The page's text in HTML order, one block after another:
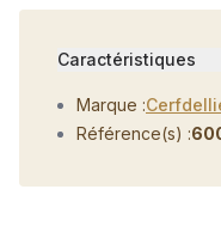
Caractéristiques
Marque :
Référence(s) :